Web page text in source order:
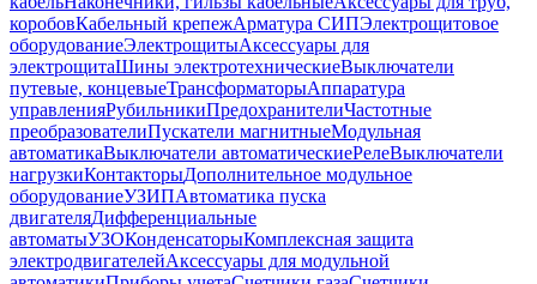
коробовКабельный крепежАрматура СИПЭлектрощитовое
оборудованиеЭлектрощитыАксессуары для
электрощитаШины электротехническиеВыключатели
путевые, концевыеТрансформаторыАппаратура
управленияРубильникиПредохранителиЧастотные
преобразователиПускатели магнитныеМодульная
автоматикаВыключатели автоматическиеРелеВыключатели
нагрузкиКонтакторыДополнительное модульное
оборудованиеУЗИПАвтоматика пуска
двигателяДифференциальные
автоматыУЗОКонденсаторыКомплексная защита
электродвигателейАксессуары для модульной